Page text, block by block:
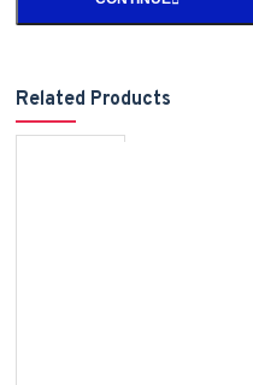
Related Products